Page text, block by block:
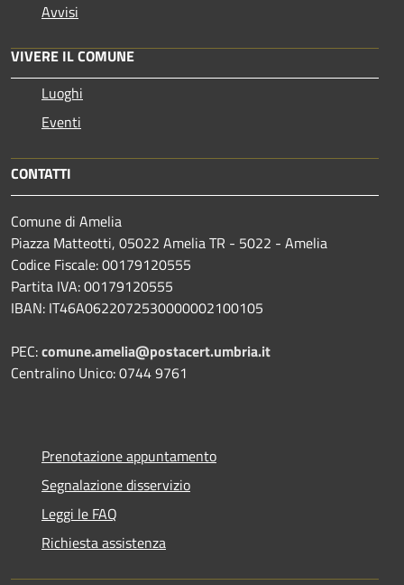
Avvisi
VIVERE IL COMUNE
Luoghi
Eventi
CONTATTI
Comune di Amelia
Piazza Matteotti, 05022 Amelia TR - 5022 - Amelia
Codice Fiscale: 00179120555
Partita IVA: 00179120555
IBAN: IT46A0622072530000002100105
PEC:comune.amelia@postacert.umbria.it
Centralino Unico: 0744 9761
Prenotazione appuntamento
Segnalazione disservizio
Leggi le FAQ
Richiesta assistenza